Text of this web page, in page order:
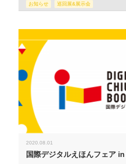
お知らせ 巡回展&展示会
2020.08.01
国際デジタルえほんフェア